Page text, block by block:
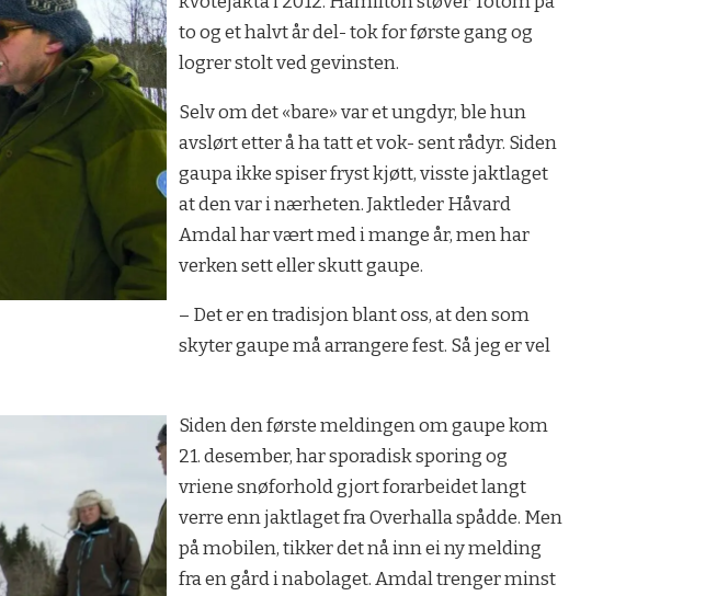
to og et halvt år del- tok for første gang og
logrer stolt ved gevinsten.
Selv om det «bare» var et ungdyr, ble hun
avslørt etter å ha tatt et vok- sent rådyr. Siden
gaupa ikke spiser fryst kjøtt, visste jaktlaget
at den var i nærheten. Jaktleder Håvard
Amdal har vært med i mange år, men har
verken sett eller skutt gaupe.
– Det er en tradisjon blant oss, at den som
skyter gaupe må arrangere fest. Så jeg er vel
Siden den første meldingen om gaupe kom
21. desember, har sporadisk sporing og
vriene snøforhold gjort forarbeidet langt
verre enn jaktlaget fra Overhalla spådde. Men
på mobilen, tikker det nå inn ei ny melding
fra en gård i nabolaget. Amdal trenger minst